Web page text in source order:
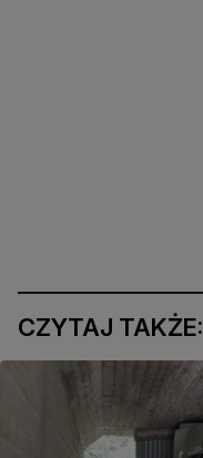
CZYTAJ TAKŻE: